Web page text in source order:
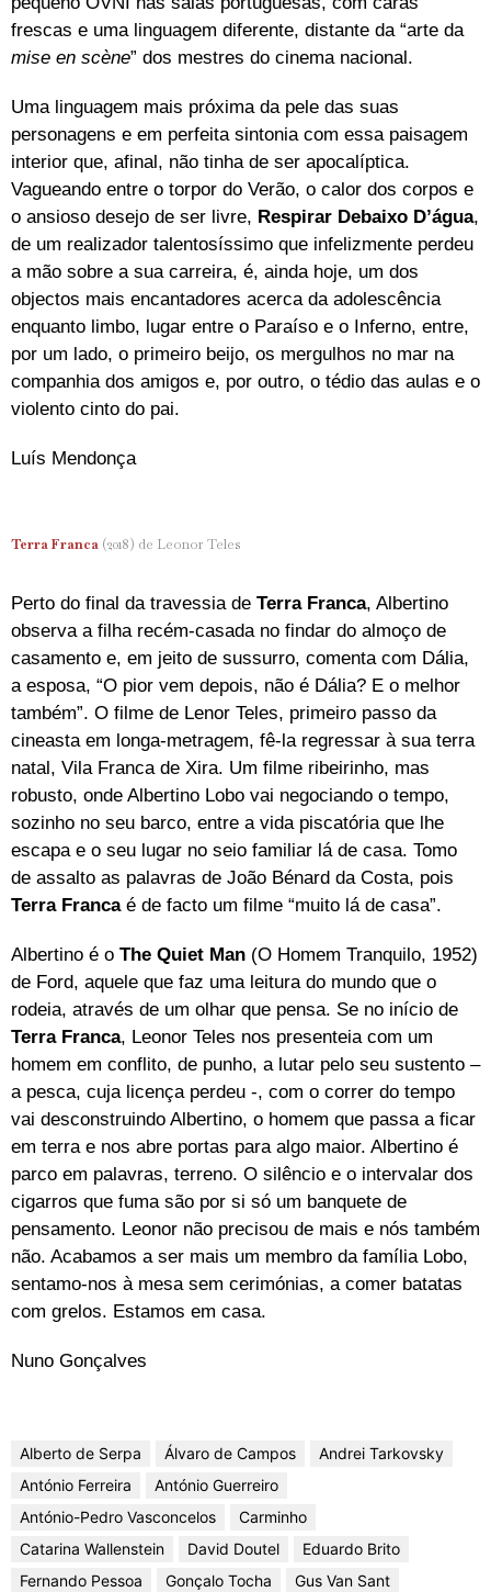
frescas e uma linguagem diferente, distante da “arte da
mise en scène” dos mestres do cinema nacional.
Uma linguagem mais próxima da pele das suas
personagens e em perfeita sintonia com essa paisagem
interior que, afinal, não tinha de ser apocalíptica.
Vagueando entre o torpor do Verão, o calor dos corpos e
o ansioso desejo de ser livre, Respirar Debaixo D’água,
de um realizador talentosíssimo que infelizmente perdeu
a mão sobre a sua carreira, é, ainda hoje, um dos
objectos mais encantadores acerca da adolescência
enquanto limbo, lugar entre o Paraíso e o Inferno, entre,
por um lado, o primeiro beijo, os mergulhos no mar na
companhia dos amigos e, por outro, o tédio das aulas e o
violento cinto do pai.
Luís Mendonça
Terra Franca (2018) de Leonor Teles
Perto do final da travessia de Terra Franca, Albertino
observa a filha recém-casada no findar do almoço de
casamento e, em jeito de sussurro, comenta com Dália,
a esposa, “O pior vem depois, não é Dália? E o melhor
também”. O filme de Lenor Teles, primeiro passo da
cineasta em longa-metragem, fê-la regressar à sua terra
natal, Vila Franca de Xira. Um filme ribeirinho, mas
robusto, onde Albertino Lobo vai negociando o tempo,
sozinho no seu barco, entre a vida piscatória que lhe
escapa e o seu lugar no seio familiar lá de casa. Tomo
de assalto as palavras de João Bénard da Costa, pois
Terra Francaé de facto um filme “muito lá de casa”.
Albertino é o The Quiet Man (O Homem Tranquilo, 1952)
de Ford, aquele que faz uma leitura do mundo que o
rodeia, através de um olhar que pensa. Se no início de
Terra Franca, Leonor Teles nos presenteia com um
homem em conflito, de punho, a lutar pelo seu sustento –
a pesca, cuja licença perdeu -, com o correr do tempo
vai desconstruindo Albertino, o homem que passa a ficar
em terra e nos abre portas para algo maior. Albertino é
parco em palavras, terreno. O silêncio e o intervalar dos
cigarros que fuma são por si só um banquete de
pensamento. Leonor não precisou de mais e nós também
não. Acabamos a ser mais um membro da família Lobo,
sentamo-nos à mesa sem cerimónias, a comer batatas
com grelos. Estamos em casa.
Nuno Gonçalves
Alberto de Serpa Álvaro de Campos
Andrei Tarkovsky
António Ferreira
António Guerreiro
António-Pedro Vasconcelos
Carminho
Catarina Wallenstein
David Doutel
Eduardo Brito
Fernando Pessoa
Gonçalo Tocha
Gus Van Sant